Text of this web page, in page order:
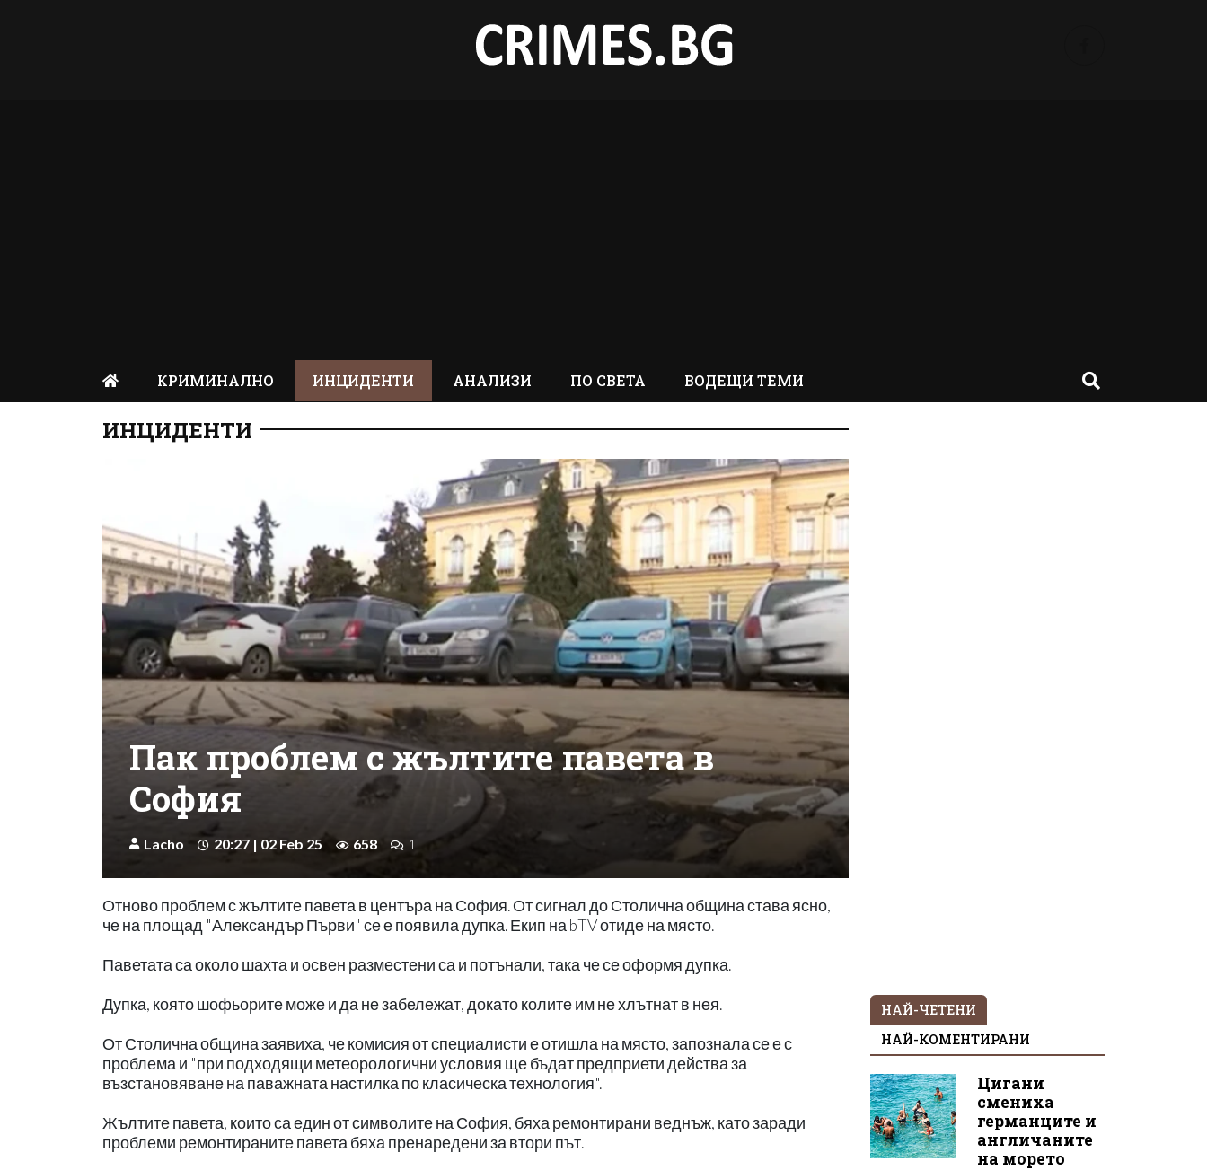
КРИМИНАЛНО ИНЦИДЕНТИ АНАЛИЗИ ПО СВЕТА ВОДЕЩИ ТЕМИ
ИНЦИДЕНТИ
Пак проблем с жълтите павета в
София
Lacho 20:27 | 02 Feb 25 658 1
Отново проблем с жълтите павета в центъра на София. От сигнал до Столична община става ясно,
че на площад "Александър Първи" се е появила дупка. Екип на bTV отиде на място.
Паветата са около шахта и освен разместени са и потънали, така че се оформя дупка.
Дупка, която шофьорите може и да не забележат, докато колите им не хлътнат в нея.
От Столична община заявиха, че комисия от специалисти е отишла на място, запознала се е с
проблема и "при подходящи метеорологични условия ще бъдат предприети действа за
възстановяване на паважната настилка по класическа технология".
Жълтите павета, които са един от символите на София, бяха ремонтирани веднъж, като заради
проблеми ремонтираните павета бяха пренаредени за втори път.
НАЙ-ЧЕТЕНИ
НАЙ-КОМЕНТИРАНИ
Цигани
смениха
германците и
англичаните
на морето